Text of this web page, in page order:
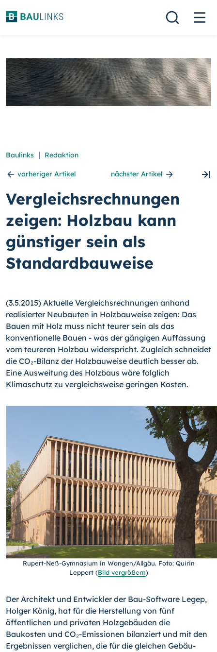
Baulinks | Redaktion
vorheriger Artikel nächster Artikel
Vergleichsrechnungen
zeigen: Holzbau kann
günstiger sein als
Standardbauweise
(3.5.2015) Aktuelle Vergleichsrechnungen anhand
realisierter Neubauten in Holzbau­weise zeigen: Das
Bauen mit Holz muss nicht teurer sein als das
konventionelle Bauen - was der gängigen Auffassung
vom teureren Holzbau widerspricht. Zugleich schneidet
die CO₂-Bilanz der Holzbauweise deutlich besser ab.
Eine Ausweitung des Holzbaus wäre folglich
Klimaschutz zu vergleichsweise geringen Kosten.
Rupert-Neß-Gymnasium in Wangen/Allgäu. Foto: Quirin
Leppert(Bild vergrößern)
Der Architekt und Entwickler der Bau-Software Legep,
Holger König, hat für die Her­stellung von fünf
öffentlichen und privaten Holzgebäuden die
Baukosten und CO₂-Emissionen bilanziert und mit den
Ergebnissen verglichen, die für die gleichen Gebäu­